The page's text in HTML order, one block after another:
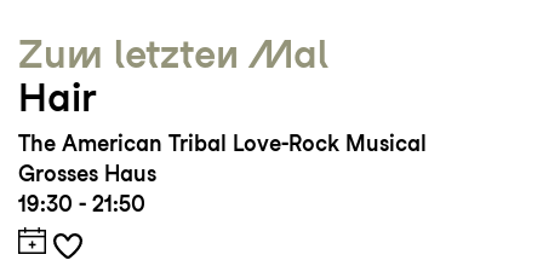
Zum letzten Mal
Hair
The American Tribal Love-Rock Musical
Grosses Haus
19:30 - 21:50